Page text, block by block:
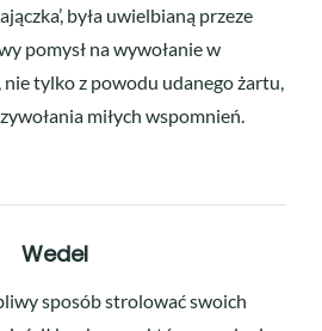
była uwielbianą przeze
pomysł na wywołanie w
tylko z powodu udanego żartu,
miłych wspomnień.
Wedel
sposób strolować swoich